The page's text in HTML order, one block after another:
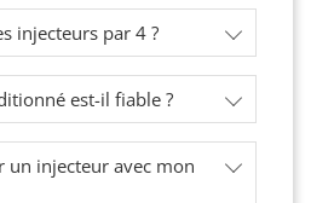
injecteurs par 4 ?
est-il fiable ?
un injecteur avec mon